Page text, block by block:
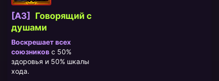
[A3]
Говорящий с
душами
Воскрешает всех
союзников с 50%
здоровья и 50% шкалы
хода.